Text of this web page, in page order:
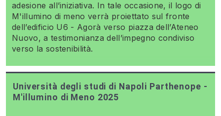
adesione all’iniziativa. In tale occasione, il logo di
M'illumino di meno verrà proiettato sul fronte
dell’edificio U6 - Agorà verso piazza dell’Ateneo
Nuovo, a testimonianza dell’impegno condiviso
verso la sostenibilità.
Università degli studi di Napoli Parthenope -
M'illumino di Meno 2025